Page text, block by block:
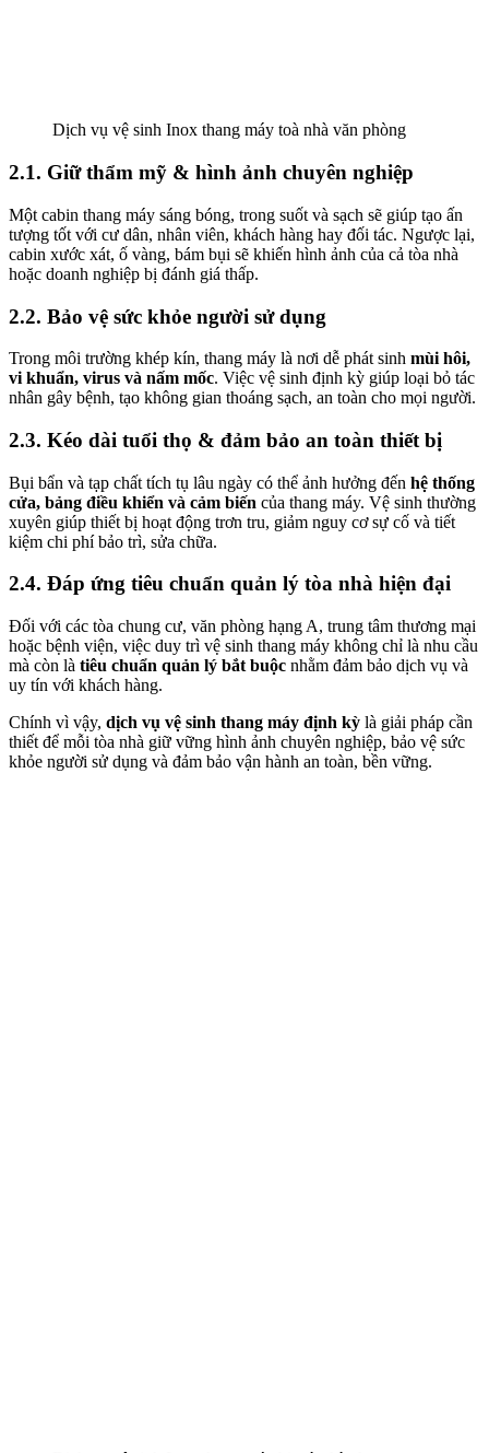
Dịch vụ vệ sinh Inox thang máy toà nhà văn phòng
2.1. Giữ thẩm mỹ & hình ảnh chuyên nghiệp
Một cabin thang máy sáng bóng, trong suốt và sạch sẽ giúp tạo ấn
tượng tốt với cư dân, nhân viên, khách hàng hay đối tác. Ngược lại,
cabin xước xát, ố vàng, bám bụi sẽ khiến hình ảnh của cả tòa nhà
hoặc doanh nghiệp bị đánh giá thấp.
2.2. Bảo vệ sức khỏe người sử dụng
Trong môi trường khép kín, thang máy là nơi dễ phát sinh mùi hôi,
vi khuẩn, virus và nấm mốc. Việc vệ sinh định kỳ giúp loại bỏ tác
nhân gây bệnh, tạo không gian thoáng sạch, an toàn cho mọi người.
2.3. Kéo dài tuổi thọ & đảm bảo an toàn thiết bị
Bụi bẩn và tạp chất tích tụ lâu ngày có thể ảnh hưởng đến hệ thống
cửa, bảng điều khiển và cảm biến của thang máy. Vệ sinh thường
xuyên giúp thiết bị hoạt động trơn tru, giảm nguy cơ sự cố và tiết
kiệm chi phí bảo trì, sửa chữa.
2.4. Đáp ứng tiêu chuẩn quản lý tòa nhà hiện đại
Đối với các tòa chung cư, văn phòng hạng A, trung tâm thương mại
hoặc bệnh viện, việc duy trì vệ sinh thang máy không chỉ là nhu cầu
mà còn là tiêu chuẩn quản lý bắt buộc nhằm đảm bảo dịch vụ và
uy tín với khách hàng.
Chính vì vậy, dịch vụ vệ sinh thang máy định kỳ là giải pháp cần
thiết để mỗi tòa nhà giữ vững hình ảnh chuyên nghiệp, bảo vệ sức
khỏe người sử dụng và đảm bảo vận hành an toàn, bền vững.